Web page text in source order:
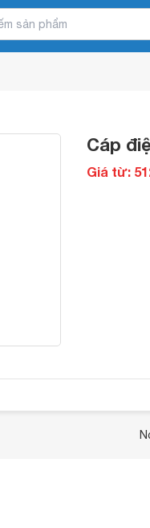
Cáp
Giá từ: